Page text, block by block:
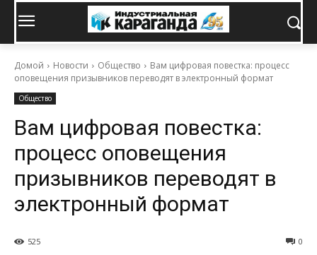
Домой Новости Общество
Вам цифровая повестка: процесс
оповещения призывников переводят в электронный формат
Общество
Вам цифровая повестка:
процесс оповещения
призывников переводят в
электронный формат
0
525